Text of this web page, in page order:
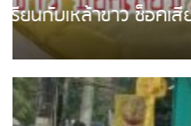
ชาวเน็ตฮา! รถเครื่อ
แล้วหนี พบเสาหัก เบ